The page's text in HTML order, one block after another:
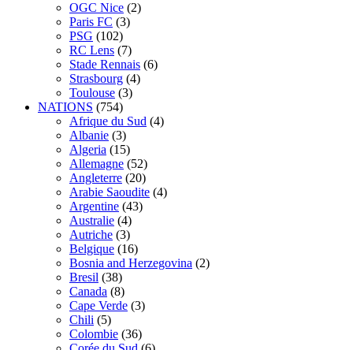
OGC Nice (2)
Paris FC (3)
PSG (102)
RC Lens (7)
Stade Rennais (6)
Strasbourg (4)
Toulouse (3)
NATIONS (754)
Afrique du Sud (4)
Albanie (3)
Algeria (15)
Allemagne (52)
Angleterre (20)
Arabie Saoudite (4)
Argentine (43)
Australie (4)
Autriche (3)
Belgique (16)
Bosnia and Herzegovina (2)
Bresil (38)
Canada (8)
Cape Verde (3)
Chili (5)
Colombie (36)